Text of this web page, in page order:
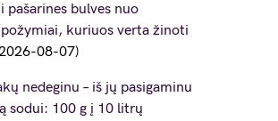
pašarines bulves nuo
kuriuos verta žinoti
08-07
nedeginu – iš jų pasigaminu
sodui: 100 g į 10 litrų